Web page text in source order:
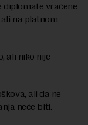
diplomate vraćene
na platnom
ali niko nije
ali da ne
neće biti.